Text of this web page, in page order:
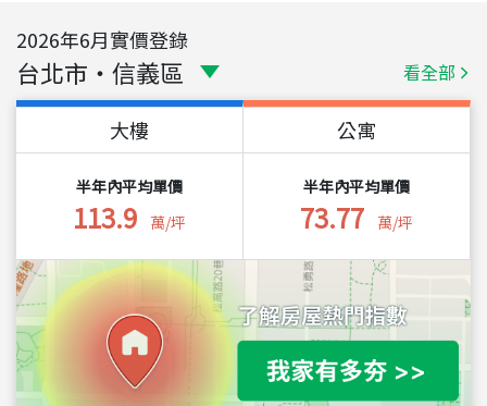
2026年6月實價登錄
台北市 ・ 信義區 看全部
大樓
半年內平均單價
113.9 萬/坪
公寓
半年內平均單價
73.77 萬/坪